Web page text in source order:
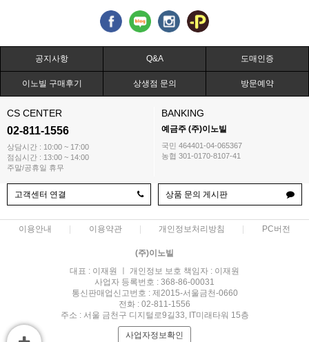
공지사항 Q&A 도매인증
이노빌 구매후기 상생점 문의 방문예약
CS CENTER
02-811-1556
상담시간 : 10:00 ~ 17:00
점심시간 : 13:00 ~ 14:00
주말/공휴일 휴무
BANKING
예금주 (주)이노빌
국민 464401-04-065367
농협 301-0170-8107-41
고객센터 연결 상품 문의 게시판
이용안내 이용약관 개인정보처리방침 PC버전
(주)이노빌
대표 : 이재원 ㅣ 개인정보 보호 책임자 : 이재원
사업자 등록번호 : 368-86-00031
통신판매업신고번호 : 제2015-서울금천-0660
전화 : 02-811-1556
주소 : 서울 금천구 디지털로9길33, IT미래타워 15층
사업자정보확인